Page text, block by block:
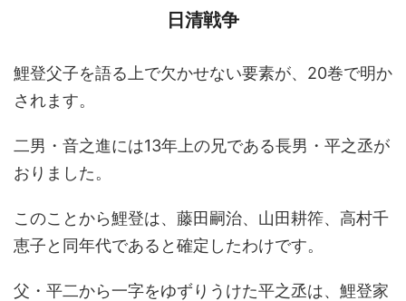
日清戦争
鯉登父子を語る上で欠かせない要素が、20巻で明か
されます。
二男・音之進には13年上の兄である長男・平之丞が
おりました。
このことから鯉登は、藤田嗣治、山田耕筰、高村千
恵子と同年代であると確定したわけです。
父・平二から一字をゆずりうけた平之丞は、鯉登家